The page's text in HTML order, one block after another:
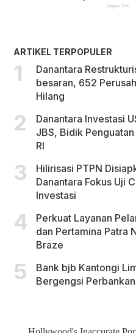
ARTIKEL TERPOPULER
Danantara
besaran, 652
Hilang
Danantara Investasi
JBS, Bidik
RI
Hilirisasi PTPN
Danantara Fokus Uji
Investasi
Perkuat Layanan
dan Pertamina Patra
Braze
Bank bjb Kantongi
Bergengsi Perbankan